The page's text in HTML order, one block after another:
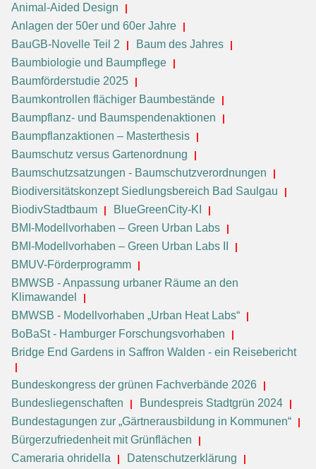
Animal-Aided Design
Anlagen der 50er und 60er Jahre
BauGB-Novelle Teil 2
Baum des Jahres
Baumbiologie und Baumpflege
Baumförderstudie 2025
Baumkontrollen flächiger Baumbestände
Baumpflanz- und Baumspendenaktionen
Baumpflanzaktionen – Masterthesis
Baumschutz versus Gartenordnung
Baumschutzsatzungen - Baumschutzverordnungen
Biodiversitätskonzept Siedlungsbereich Bad Saulgau
BiodivStadtbaum
BlueGreenCity-KI
BMI-Modellvorhaben – Green Urban Labs
BMI-Modellvorhaben – Green Urban Labs II
BMUV-Förderprogramm
BMWSB - Anpassung urbaner Räume an den
Klimawandel
BMWSB - Modellvorhaben „Urban Heat Labs“
BoBaSt - Hamburger Forschungsvorhaben
Bridge End Gardens in Saffron Walden - ein Reisebericht
Bundeskongress der grünen Fachverbände 2026
Bundesliegenschaften
Bundespreis Stadtgrün 2024
Bundestagungen zur „Gärtnerausbildung in Kommunen“
Bürgerzufriedenheit mit Grünflächen
Cameraria ohridella
Datenschutzerklärung